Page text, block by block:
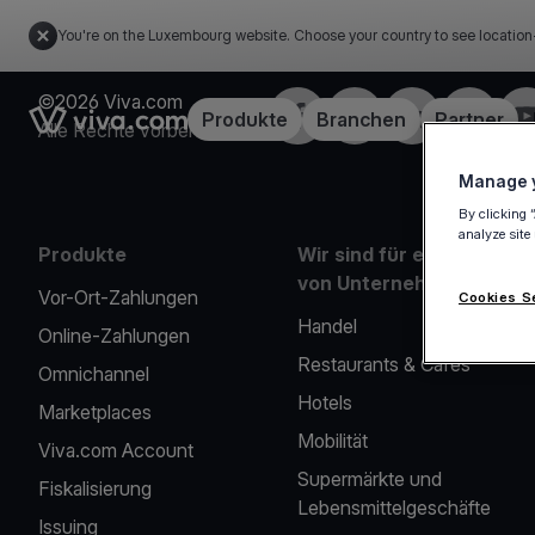
You're on the Luxembourg website. Choose your country to see
Link to the homepageProdukte Branchen Partner
©2026 Viva.com
Alle Rechte vorbehalten
Facebook
X LinkedInInstagram
Produkte
Vor-Ort-Zahlungen
Online-Zahlungen
Omnichannel
Marketplaces
Viva.com Account
Fiskalisierung
Issuing
Wir sind für eine Reihe
von Unternehmen da
Handel
Restaurants & Cafés
Hotels
Mobilität
Supermärkte und
Lebensmittelgeschäfte
Manage
By clicking
analyze
Cookies